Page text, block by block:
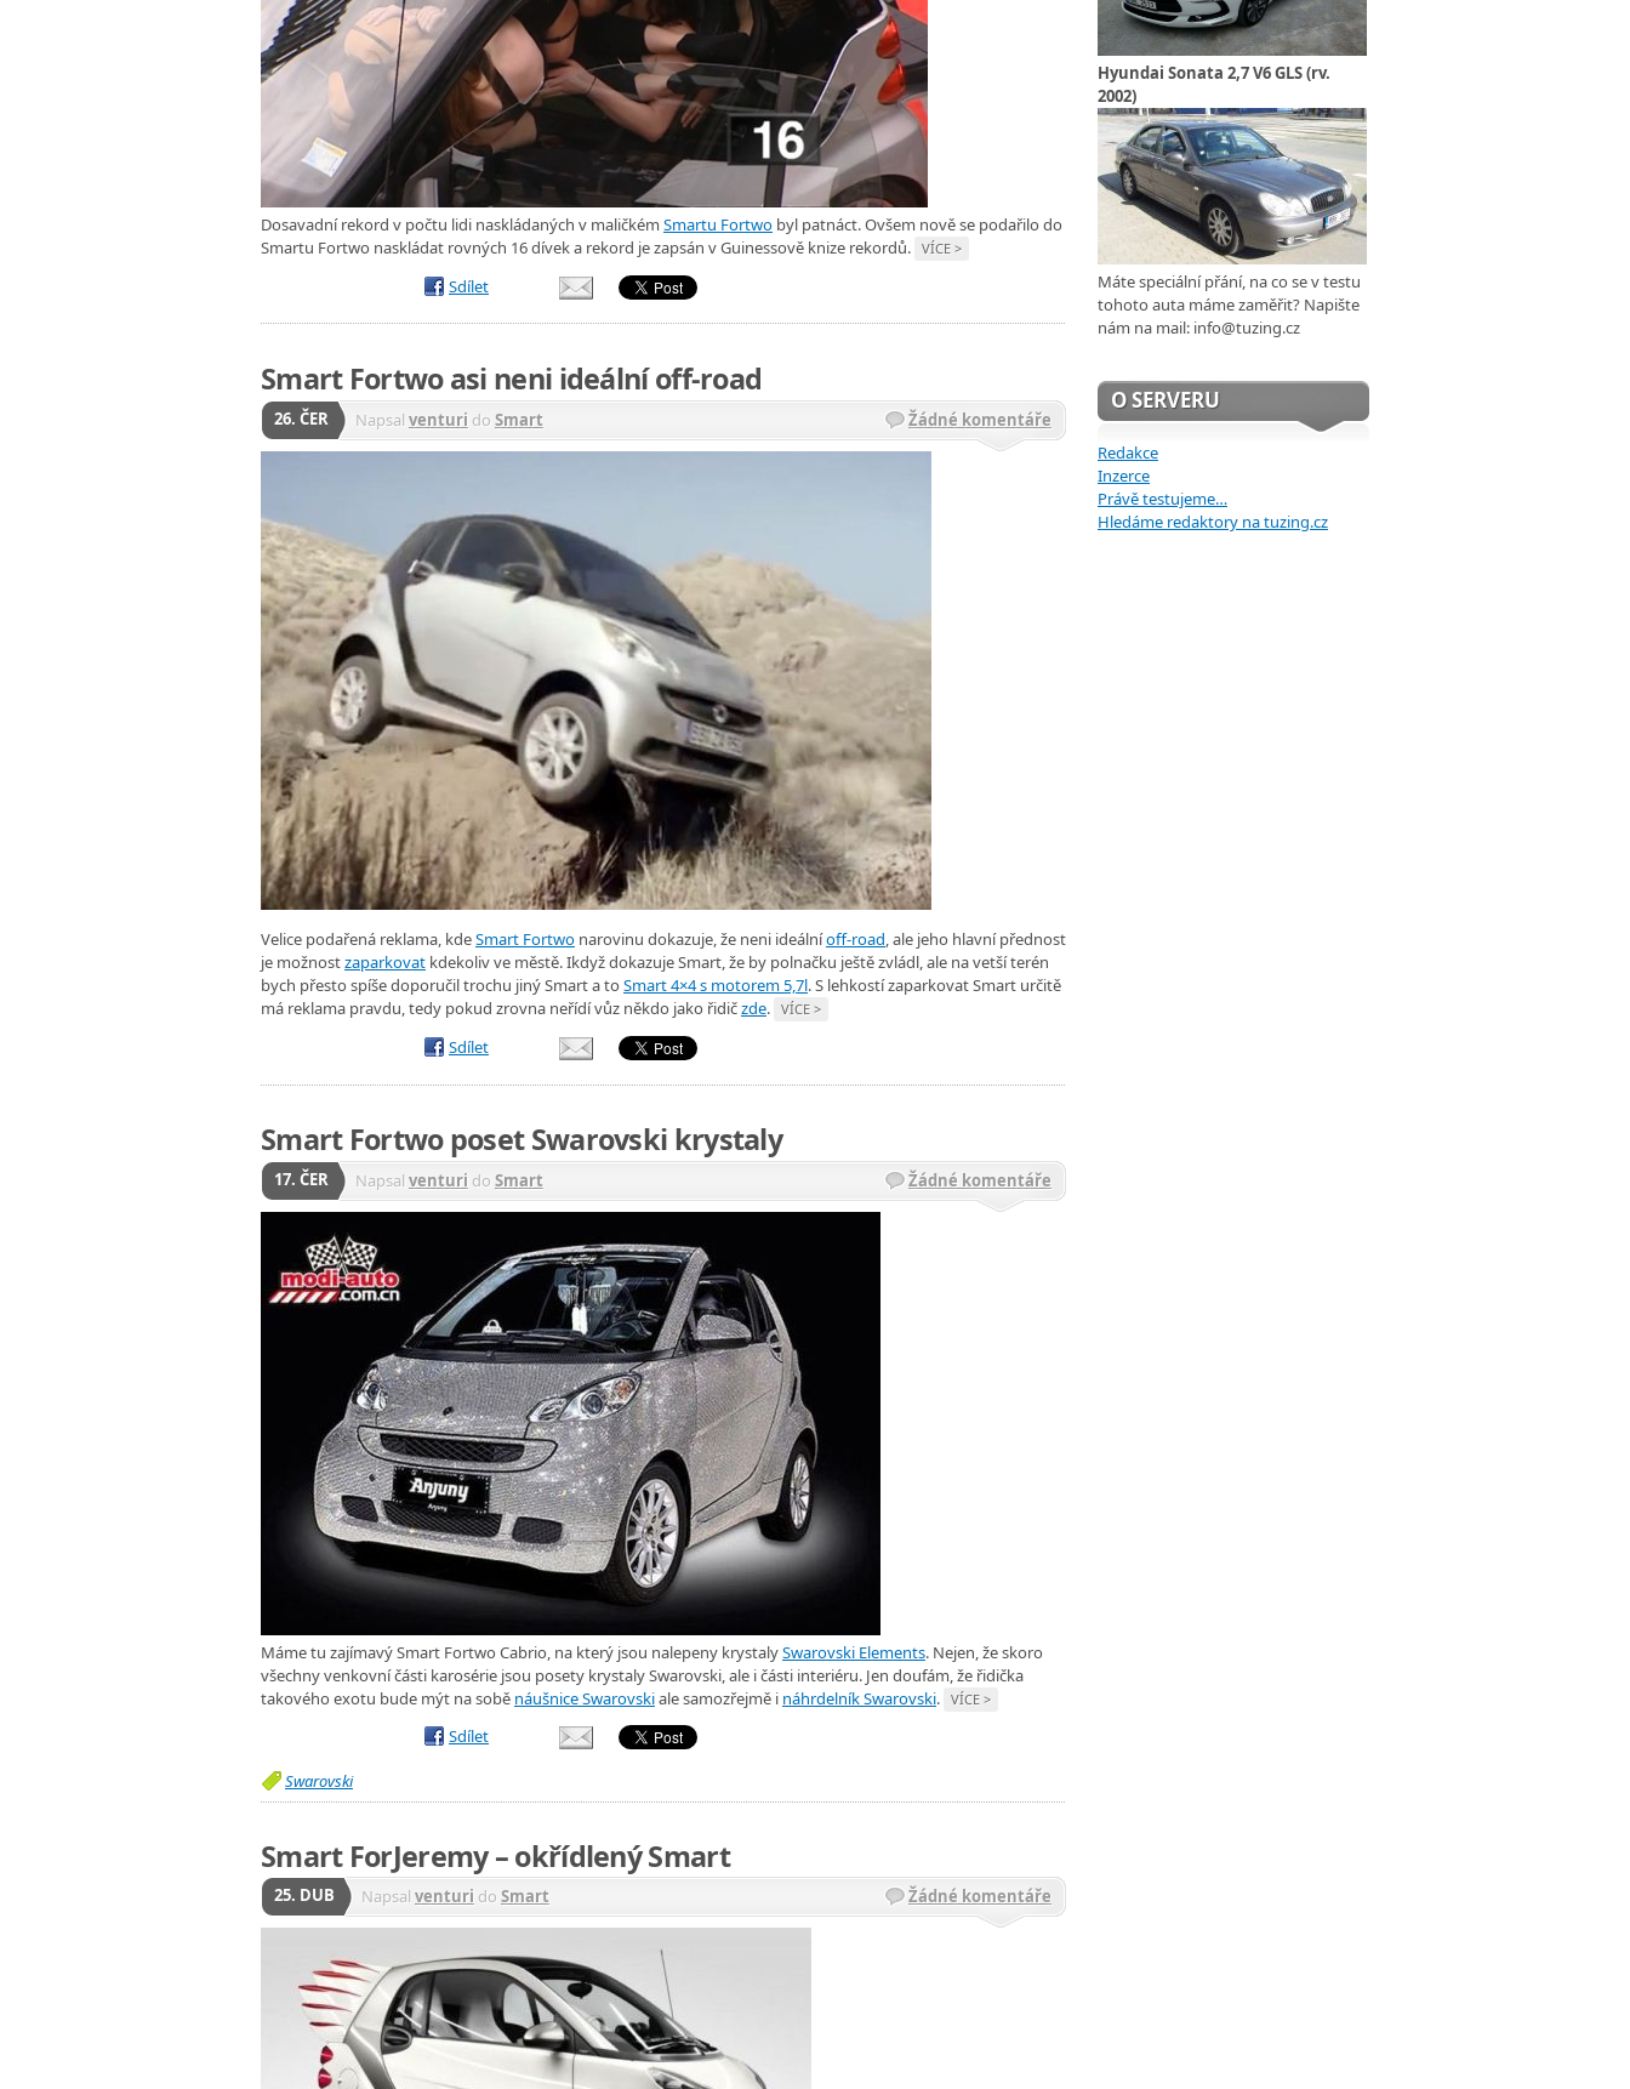
Dosavadní rekord v počtu lidi naskládaných v maličkém Smartu Fortwo byl patnáct. Ovšem nově se podařilo do
Smartu Fortwo naskládat rovných 16 dívek a rekord je zapsán v Guinessově knize rekordů. VÍCE >
Sdílet
Smart Fortwo asi neni ideální off-road
26. ČER Napsal venturi do Smart Žádné komentáře
Velice podařená reklama, kdeSmart Fortwo narovinu dokazuje, že neni ideálníoff-road, ale jeho hlavní přednost
je možnostzaparkovat kdekoliv ve městě. Ikdyž dokazuje Smart, že by polnačku ještě zvládl, ale na vetší terén
bych přesto spíše doporučil trochu jiný Smart a to Smart 4×4 s motorem 5,7l. S lehkostí zaparkovat Smart určitě
má reklama pravdu, tedy pokud zrovna neřídí vůz někdo jako řidičzde. VÍCE >
Sdílet
Smart Fortwo poset Swarovski krystaly
17. ČER Napsal venturi do Smart Žádné komentáře
Máme tu zajímavý Smart Fortwo Cabrio, na který jsou nalepeny krystalySwarovski Elements. Nejen, že skoro
všechny venkovní části karosérie jsou posety krystaly Swarovski, ale i části interiéru. Jen doufám, že řidička
takového exotu bude mýt na sobě náušnice Swarovskiale samozřejmě i náhrdelník Swarovski. VÍCE >
Sdílet
Swarovski
Smart ForJeremy – okřídlený Smart
25. DUB Napsal venturi do Smart Žádné komentáře
Hyundai Sonata 2,7 V6 GLS (rv.
2002)
Máte speciální přání, na co se v testu
tohoto auta máme zaměřit? Napište
nám na mail: info@tuzing.cz
O SERVERU
Redakce
Inzerce
Právě testujeme…
Hledáme redaktory na tuzing.cz